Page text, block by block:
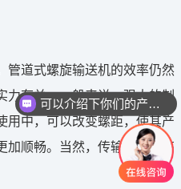
管道式螺旋输送机的效率仍然
力有关。一般来说，强大的制
用中，可以改变螺距，使其产
加顺畅。当然，传输效率要高
可以介绍下你们的产品么